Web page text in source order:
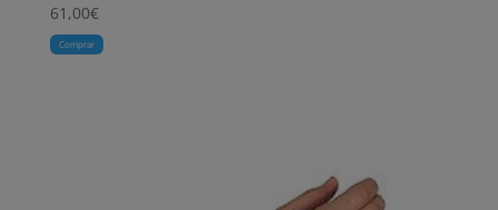
61,00€
Comprar